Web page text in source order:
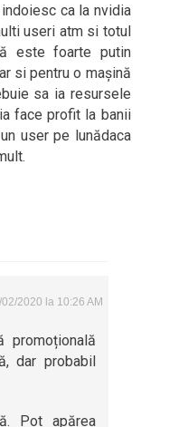
ca la nvidia
useri atm si totul
este foarte putin
si pentru o mașină
sa ia resursele
face profit la banii
user pe lunădaca
2020 la 10:26 AM
promoțională
dar probabil
Pot apărea